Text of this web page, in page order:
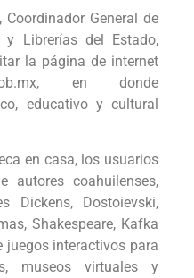
Coordinador General de
y Librerías del Estado,
la página de internet
en donde
educativo y cultural
en casa, los usuarios
autores coahuilenses,
Dickens, Dostoievski,
Shakespeare, Kafka
juegos interactivos para
museos virtuales y